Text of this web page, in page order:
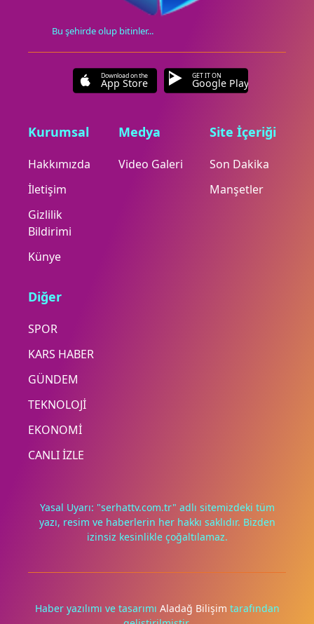
Deneyimini iyileştirmek ve içeriğimizi geliştirmek için çerezler
yalnızca onayınla.
Bu şehirde olup bitinler...
Download on the
App Store
GET IT ON
Google Play
Kurumsal
Hakkımızda
İletişim
Gizlilik
Bildirimi
Künye
Medya
Video Galeri
Site İçeriği
Son Dakika
Manşetler
Diğer
SPOR
KARS HABER
GÜNDEM
TEKNOLOJİ
EKONOMİ
CANLI İZLE
Yasal Uyarı: "serhattv.com.tr" adlı sitemizdeki tüm
yazı, resim ve haberlerin her hakkı saklıdır. Bizden
izinsiz kesinlikle çoğaltılamaz.
Haber yazılımı ve tasarımı Aladağ Bilişim tarafından